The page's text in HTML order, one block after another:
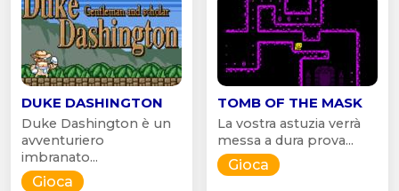
DUKE DASHINGTON
Duke Dashington è un
avventuriero
imbranato...
Gioca
TOMB OF THE MASK
La vostra astuzia verrà
messa a dura prova...
Gioca